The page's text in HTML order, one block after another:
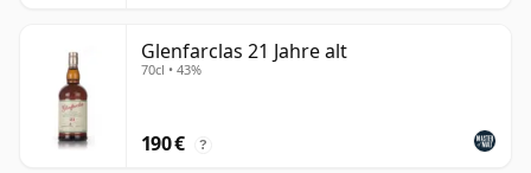
Glenfarclas 21 Jahre alt
70cl • 43%
190 € ?